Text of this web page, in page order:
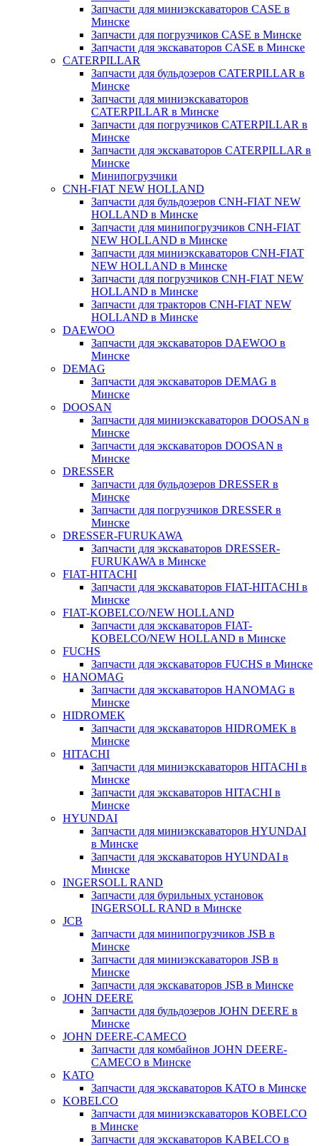
Запчасти для миниэкскаваторов CASE в
Минске
Запчасти для погрузчиков CASE в Минске
Запчасти для экскаваторов CASE в Минске
CATERPILLAR
Запчасти для бульдозеров CATERPILLAR в
Минске
Запчасти для миниэкскаваторов
CATERPILLAR в Минске
Запчасти для погрузчиков CATERPILLAR в
Минске
Запчасти для экскаваторов CATERPILLAR в
Минскe
Минипогрузчики
CNH-FIAT NEW HOLLAND
Запчасти для бульдозеров CNH-FIAT NEW
HOLLAND в Минске
Запчасти для минипогрузчиков CNH-FIAT
NEW HOLLAND в Минске
Запчасти для миниэкскаваторов CNH-FIAT
NEW HOLLAND в Минске
Запчасти для погрузчиков CNH-FIAT NEW
HOLLAND в Минске
Запчасти для тракторов CNH-FIAT NEW
HOLLAND в Минске
DAEWOO
Запчасти для экскаваторов DAEWOO в
Минске
DEMAG
Запчасти для экскаваторов DEMAG в
Минске
DOOSAN
Запчасти для миниэкскаваторов DOOSAN в
Минске
Запчасти для экскаваторов DOOSAN в
Минске
DRESSER
Запчасти для бульдозеров DRESSER в
Минске
Запчасти для погрузчиков DRESSER в
Минске
DRESSER-FURUKAWA
Запчасти для экскаваторов DRESSER-
FURUKAWA в Минске
FIAT-HITACHI
Запчасти для экскаваторов FIAT-HITACHI в
Минске
FIAT-KOBELCO/NEW HOLLAND
Запчасти для экскаваторов FIAT-
KOBELCO/NEW HOLLAND в Минске
FUCHS
Запчасти для экскаваторов FUCHS в Минске
HANOMAG
Запчасти для экскаваторов HANOMAG в
Минске
HIDROMEK
Запчасти для экскаваторов HIDROMEK в
Минске
HITACHI
Запчасти для миниэкскаваторов HITACHI в
Минске
Запчасти для экскаваторов HITACHI в
Минске
HYUNDAI
Запчасти для миниэкскаваторов HYUNDAI
в Минске
Запчасти для экскаваторов HYUNDAI в
Минске
INGERSOLL RAND
Запчасти для бурильных установок
INGERSOLL RAND в Минске
JCB
Запчасти для минипогрузчиков JSB в
Минске
Запчасти для миниэкскаваторов JSB в
Минске
Запчасти для экскаваторов JSB в Минске
JOHN DEERE
Запчасти для бульдозеров JOHN DEERE в
Минске
JOHN DEERE-CAMECO
Запчасти для комбайнов JOHN DEERE-
CAMECO в Минске
KATO
Запчасти для экскаваторов KATO в Минске
KOBELCO
Запчасти для миниэкскаваторов KOBELCO
в Минске
Запчасти для экскаваторов KABELCO в